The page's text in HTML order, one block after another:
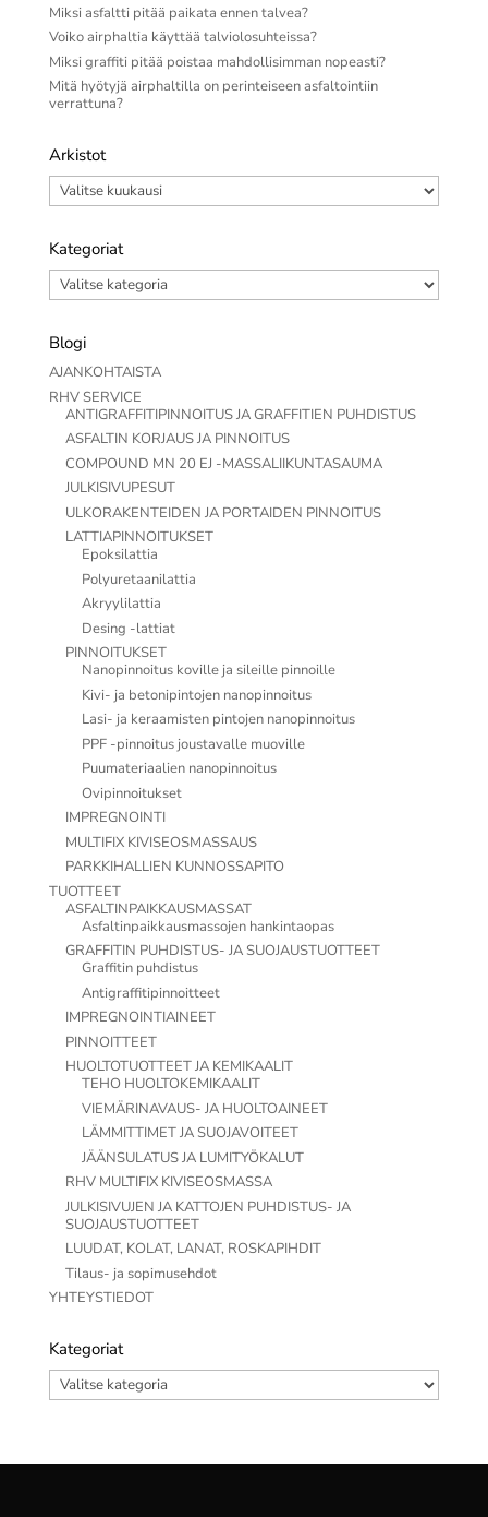
Miksi asfaltti pitää paikata ennen talvea?
Voiko airphaltia käyttää talviolosuhteissa?
Miksi graffiti pitää poistaa mahdollisimman nopeasti?
Mitä hyötyjä airphaltilla on perinteiseen asfaltointiin
verrattuna?
Arkistot
Arkistot
Kategoriat
Kategoriat
Blogi
AJANKOHTAISTA
RHV SERVICE
ANTIGRAFFITIPINNOITUS JA GRAFFITIEN PUHDISTUS
ASFALTIN KORJAUS JA PINNOITUS
COMPOUND MN 20 EJ -MASSALIIKUNTASAUMA
JULKISIVUPESUT
ULKORAKENTEIDEN JA PORTAIDEN PINNOITUS
LATTIAPINNOITUKSET
Epoksilattia
Polyuretaanilattia
Akryylilattia
Desing -lattiat
PINNOITUKSET
Nanopinnoitus koville ja sileille pinnoille
Kivi- ja betonipintojen nanopinnoitus
Lasi- ja keraamisten pintojen nanopinnoitus
PPF -pinnoitus joustavalle muoville
Puumateriaalien nanopinnoitus
Ovipinnoitukset
IMPREGNOINTI
MULTIFIX KIVISEOSMASSAUS
PARKKIHALLIEN KUNNOSSAPITO
TUOTTEET
ASFALTINPAIKKAUSMASSAT
Asfaltinpaikkausmassojen hankintaopas
GRAFFITIN PUHDISTUS- JA SUOJAUSTUOTTEET
Graffitin puhdistus
Antigraffitipinnoitteet
IMPREGNOINTIAINEET
PINNOITTEET
HUOLTOTUOTTEET JA KEMIKAALIT
TEHO HUOLTOKEMIKAALIT
VIEMÄRINAVAUS- JA HUOLTOAINEET
LÄMMITTIMET JA SUOJAVOITEET
JÄÄNSULATUS JA LUMITYÖKALUT
RHV MULTIFIX KIVISEOSMASSA
JULKISIVUJEN JA KATTOJEN PUHDISTUS- JA
SUOJAUSTUOTTEET
LUUDAT, KOLAT, LANAT, ROSKAPIHDIT
Tilaus- ja sopimusehdot
YHTEYSTIEDOT
Kategoriat
Kategoriat